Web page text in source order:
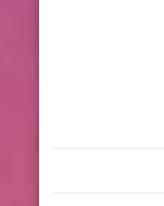
في بورصة